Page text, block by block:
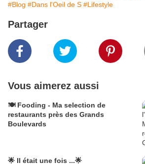
#Blog #Dans l'Oeil de S #Lifestyle
Partager
Vous aimerez aussi
🍽 Fooding - Ma selection de
restaurants près des Grands
Boulevards
🌟 Il était une fois ...🌟